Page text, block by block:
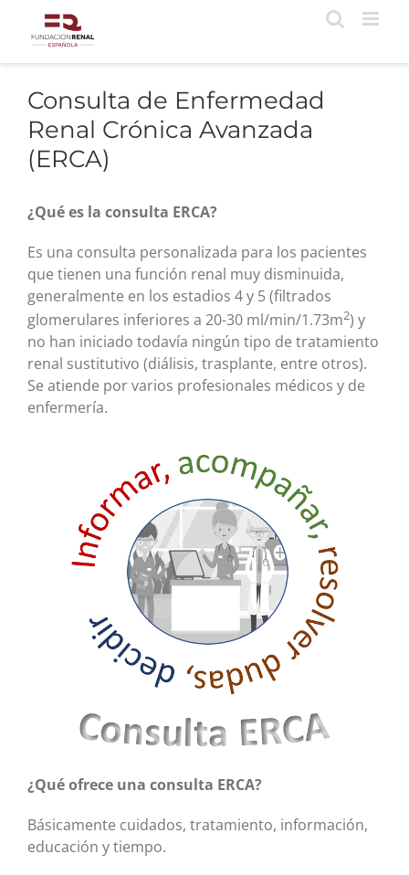
contenido
Consulta de Enfermedad
Renal Crónica Avanzada
(ERCA)
¿Qué es la consulta ERCA?
Es una consulta personalizada para los pacientes
que tienen una función renal muy disminuida,
generalmente en los estadios 4 y 5 (filtrados
glomerulares inferiores a 20-30 ml/min/1.73m2) y
no han iniciado todavía ningún tipo de tratamiento
renal sustitutivo (diálisis, trasplante, entre otros).
Se atiende por varios profesionales médicos y de
enfermería.
¿Qué ofrece una consulta ERCA?
Básicamente cuidados, tratamiento, información,
educación y tiempo.